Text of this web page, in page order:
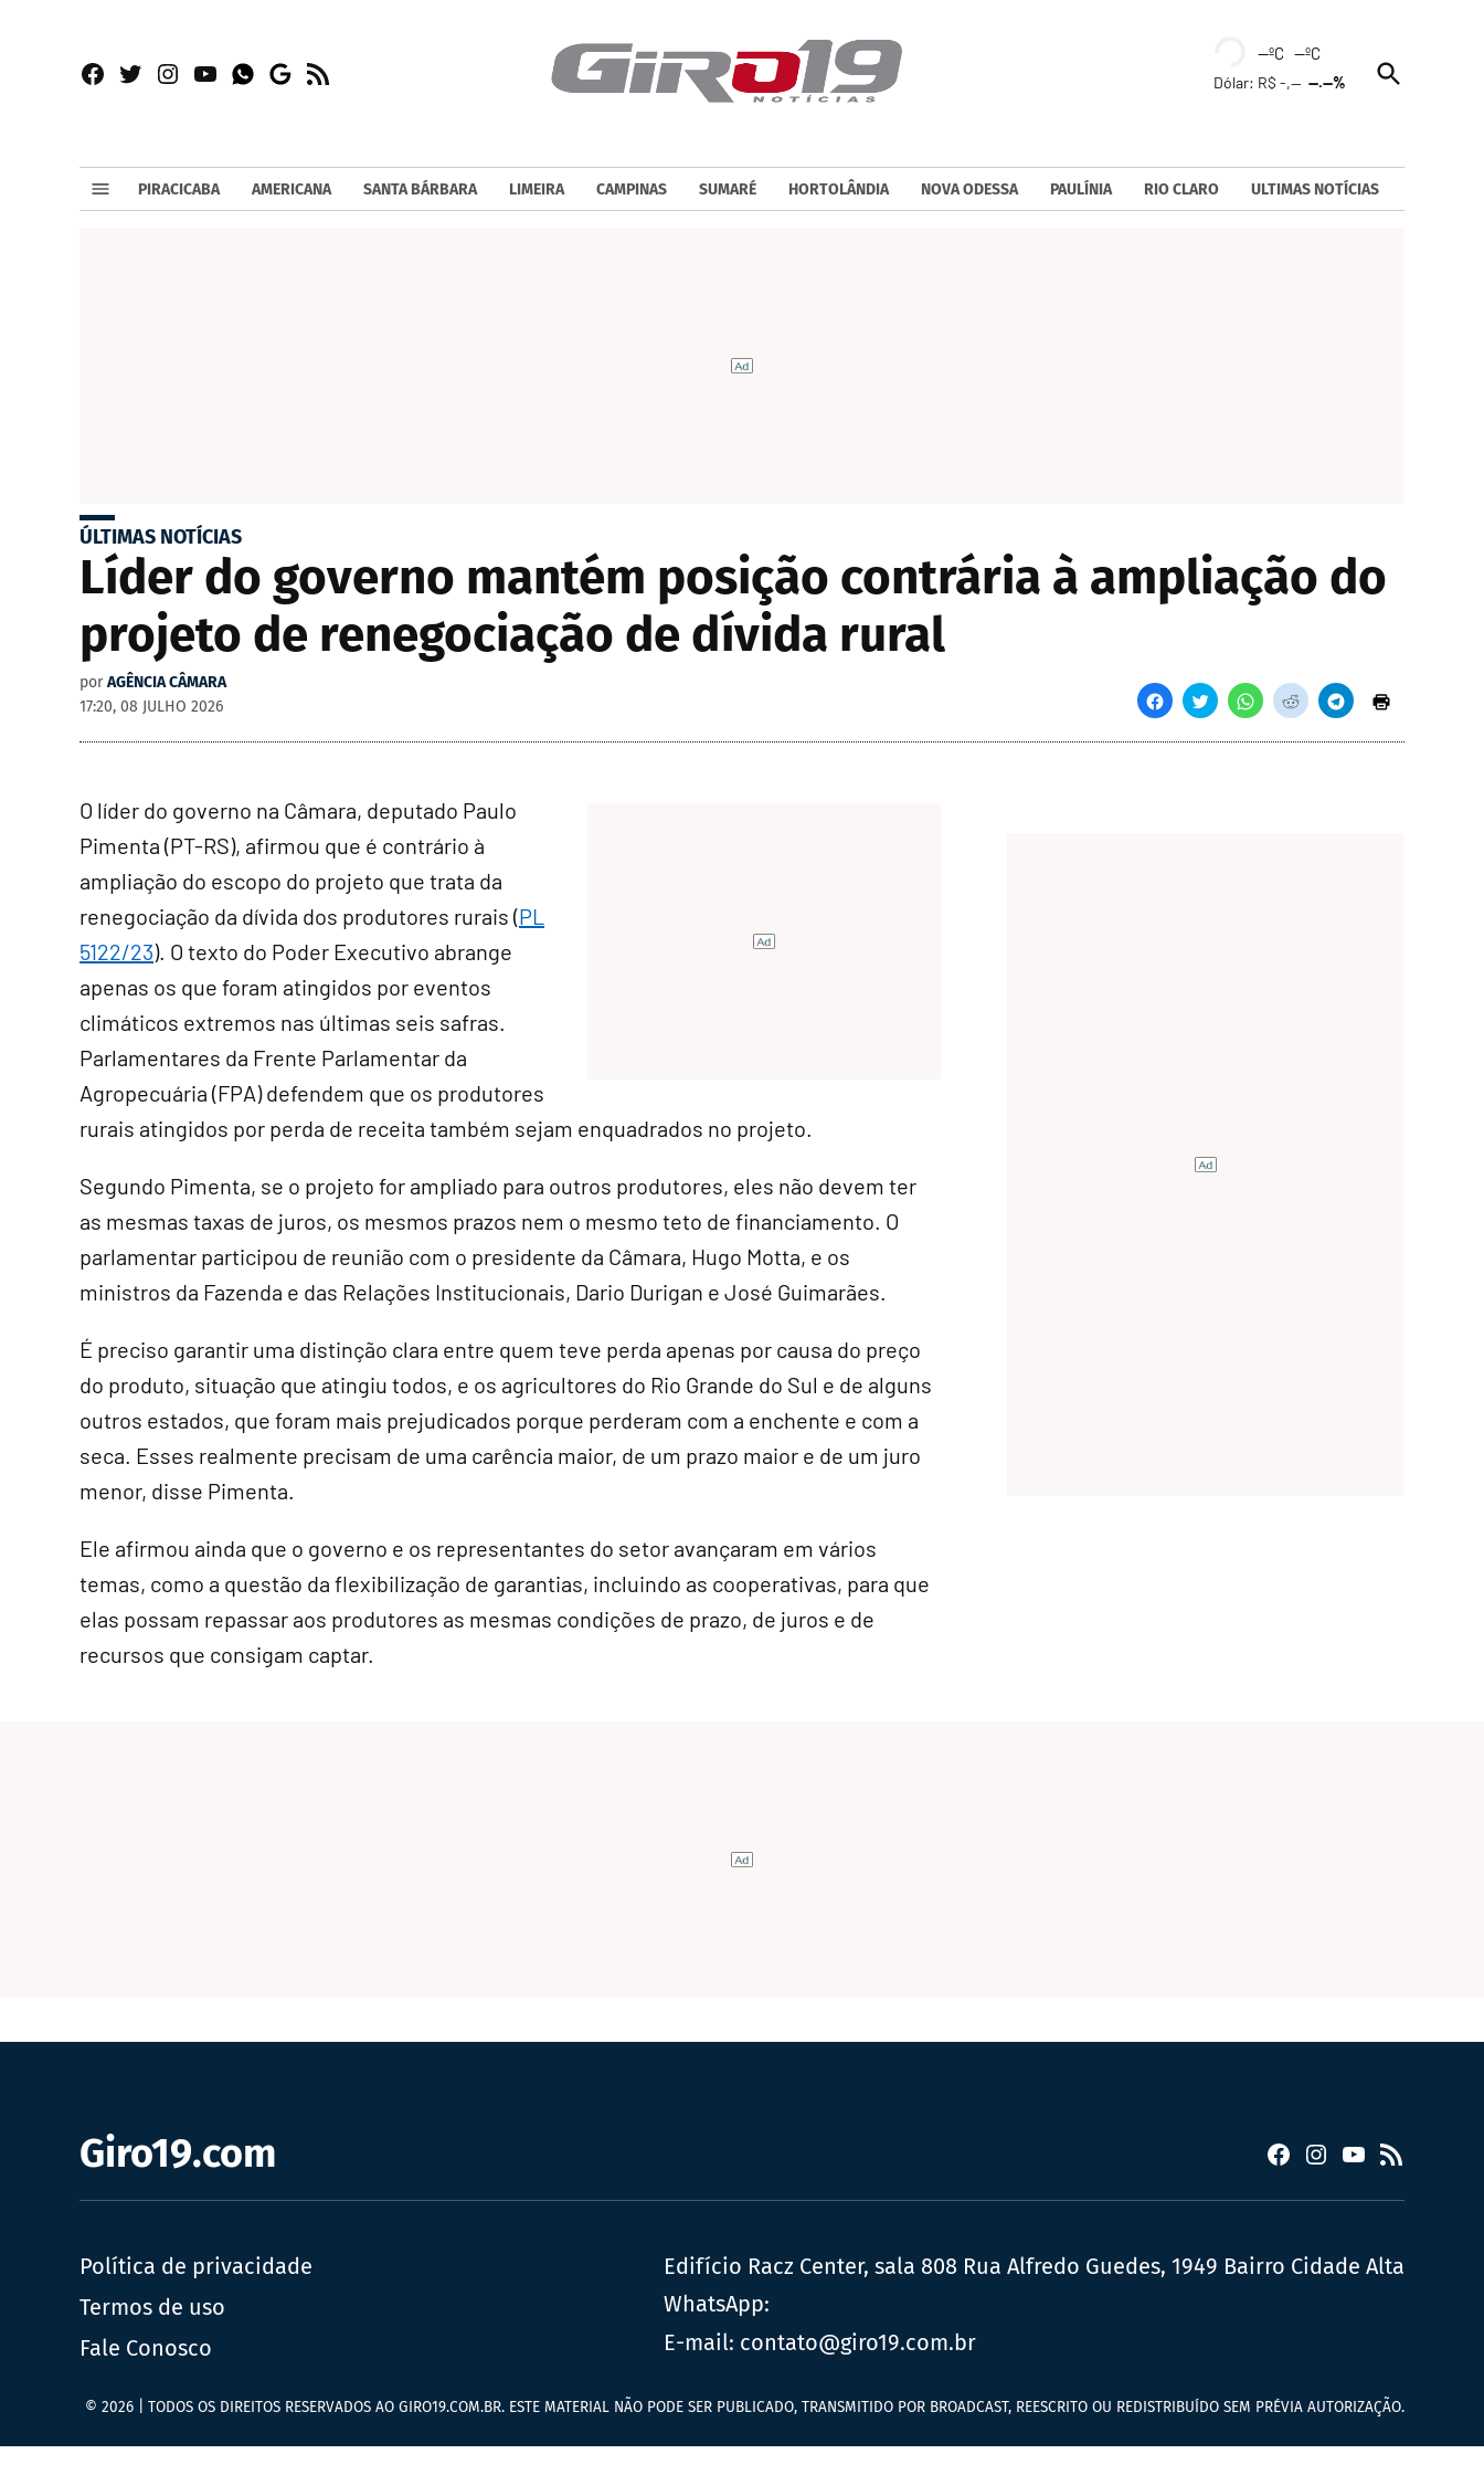
Facebook
TwitterInstagram
YouTubeWhatsapp
Google
RSS
--ºC --ºC
Dólar: R$ -,----.--%
Open
Search
PIRACICABA AMERICANA SANTA BÁRBARA LIMEIRA CAMPINAS SUMARÉ HORTOLÂNDIA NOVA ODESSA PAULÍNIA RIO CLARO ULTIMAS NOTÍCIAS
ÚLTIMAS NOTÍCIAS
Líder do governo mantém posição contrária à ampliação do
projeto de renegociação de dívida rural
por AGÊNCIA CÂMARA
17:20, 08 JULHO 2026
O líder do governo na Câmara, deputado Paulo
Pimenta (PT-RS), afirmou que é contrário à
ampliação do escopo do projeto que trata da
renegociação da dívida dos produtores rurais (PL
5122/23). O texto do Poder Executivo abrange
apenas os que foram atingidos por eventos
climáticos extremos nas últimas seis safras.
Parlamentares da Frente Parlamentar da
Agropecuária (FPA) defendem que os produtores
rurais atingidos por perda de receita também sejam enquadrados no projeto.
Segundo Pimenta, se o projeto for ampliado para outros produtores, eles não devem ter
as mesmas taxas de juros, os mesmos prazos nem o mesmo teto de financiamento. O
parlamentar participou de reunião com o presidente da Câmara, Hugo Motta, e os
ministros da Fazenda e das Relações Institucionais, Dario Durigan e José Guimarães.
É preciso garantir uma distinção clara entre quem teve perda apenas por causa do preço
do produto, situação que atingiu todos, e os agricultores do Rio Grande do Sul e de alguns
outros estados, que foram mais prejudicados porque perderam com a enchente e com a
seca. Esses realmente precisam de uma carência maior, de um prazo maior e de um juro
menor, disse Pimenta.
Ele afirmou ainda que o governo e os representantes do setor avançaram em vários
temas, como a questão da flexibilização de garantias, incluindo as cooperativas, para que
elas possam repassar aos produtores as mesmas condições de prazo, de juros e de
recursos que consigam captar.
Giro19.com Facebook
Instagram
YouTube
RSS
Política de privacidade
Termos de uso
Fale Conosco
Edifício Racz Center, sala 808 Rua Alfredo Guedes, 1949 Bairro Cidade Alta
WhatsApp:
E-mail: contato@giro19.com.br
© 2026 | TODOS OS DIREITOS RESERVADOS AO GIRO19.COM.BR. ESTE MATERIAL NÃO PODE SER PUBLICADO, TRANSMITIDO POR BROADCAST, REESCRITO OU REDISTRIBUÍDO SEM PRÉVIA AUTORIZAÇÃO.